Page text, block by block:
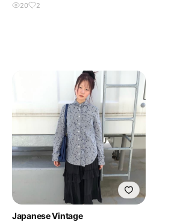
20 2
Japanese Vintage